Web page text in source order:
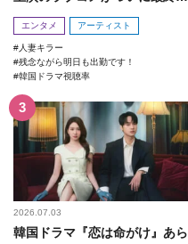
回！
エンタメ アーティスト
人妻キラー
残念ながら明日も出勤です！
韓国ドラマ視聴率
2026.07.03
韓国ドラマ『恋は命がけ』あら